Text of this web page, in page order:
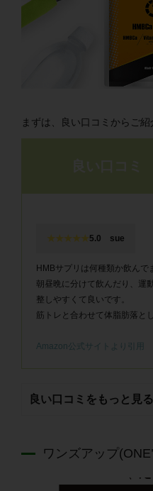
まずは、良い口コミからご紹
★★★★★5.0 sue
HMBサプリは何種類か飲んで
朝昼晩に分けて飲んだり、運
整しやすくて良いです。
筋トレと合わせて体脂肪落と
Amazon公式サイトより引用
良い口コミをもっと見る
ワンズアップ